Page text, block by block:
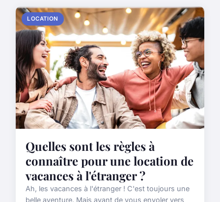
LOCATION
Quelles sont les règles à
connaître pour une location de
vacances à l'étranger ?
Ah, les vacances à l'étranger ! C'est toujours une
belle aventure. Mais avant de vous envoler vers